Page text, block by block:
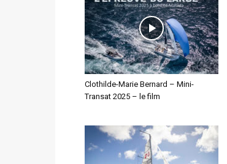
Clothilde-Marie Bernard – Mini-
Transat 2025 – le film